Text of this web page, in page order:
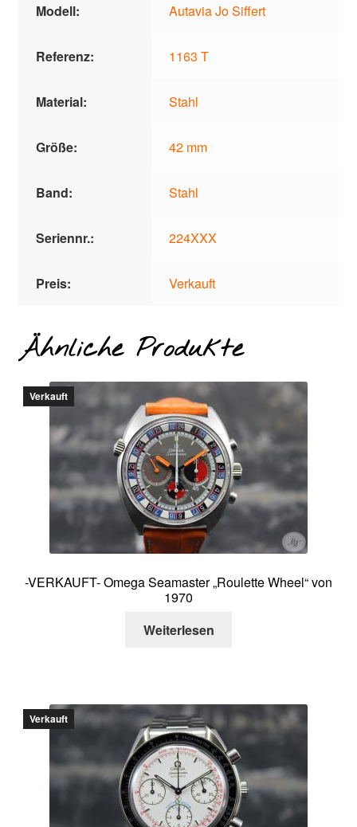
Modell: Autavia Jo Siffert
Referenz: 1163 T
Material: Stahl
Größe: 42 mm
Band: Stahl
Seriennr.: 224XXX
Preis: Verkauft
Ähnliche Produkte
Verkauft
-VERKAUFT- Omega Seamaster „Roulette Wheel“ von
1970
Weiterlesen
Verkauft